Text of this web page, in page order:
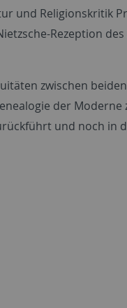
und Religionskritik
Rezeption des
zwischen
der Moderne
und noch in